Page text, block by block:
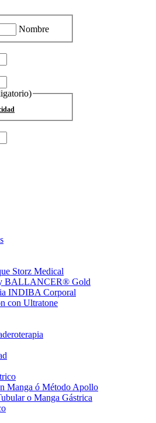
Nombre
Storz Medical
BALLANCER® Gold
INDIBA Corporal
con Ultratone
Manga ó Método Apollo
o Manga Gástrica